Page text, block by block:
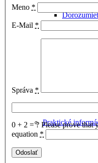
Praktické
Meno *
E-Mail *
Správa *
0 + 2 = ? Please prove that
equation *